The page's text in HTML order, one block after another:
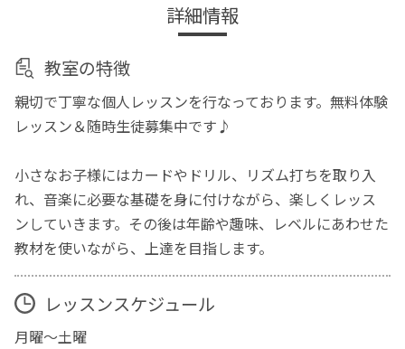
詳細情報
教室の特徴
親切で丁寧な個人レッスンを行なっております。無料体験
レッスン＆随時生徒募集中です♪
小さなお子様にはカードやドリル、リズム打ちを取り入
れ、音楽に必要な基礎を身に付けながら、楽しくレッス
ンしていきます。その後は年齢や趣味、レベルにあわせた
教材を使いながら、上達を目指します。
レッスンスケジュール
月曜～土曜